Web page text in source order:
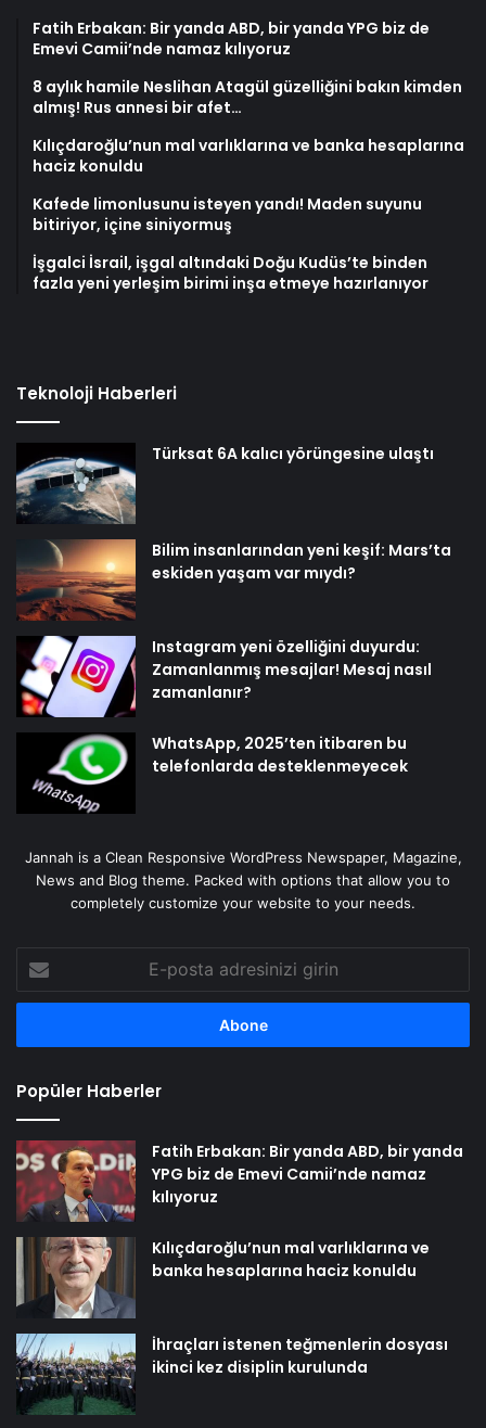
Fatih Erbakan: Bir yanda ABD, bir yanda YPG biz de
Emevi Camii’nde namaz kılıyoruz
8 aylık hamile Neslihan Atagül güzelliğini bakın kimden
almış! Rus annesi bir afet…
Kılıçdaroğlu’nun mal varlıklarına ve banka hesaplarına
haciz konuldu
Kafede limonlusunu isteyen yandı! Maden suyunu
bitiriyor, içine siniyormuş
İşgalci İsrail, işgal altındaki Doğu Kudüs’te binden
fazla yeni yerleşim birimi inşa etmeye hazırlanıyor
Teknoloji Haberleri
Türksat 6A kalıcı yörüngesine ulaştı
Bilim insanlarından yeni keşif: Mars’ta
eskiden yaşam var mıydı?
Instagram yeni özelliğini duyurdu:
Zamanlanmış mesajlar! Mesaj nasıl
zamanlanır?
WhatsApp, 2025’ten itibaren bu
telefonlarda desteklenmeyecek
Jannah is a Clean Responsive WordPress Newspaper, Magazine,
News and Blog theme. Packed with options that allow you to
completely customize your website to your needs.
posta
adresinizi
Popüler Haberler
Fatih Erbakan: Bir yanda ABD, bir yanda
YPG biz de Emevi Camii’nde namaz
kılıyoruz
Kılıçdaroğlu’nun mal varlıklarına ve
banka hesaplarına haciz konuldu
İhraçları istenen teğmenlerin dosyası
ikinci kez disiplin kurulunda